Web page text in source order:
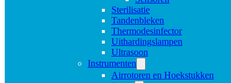
Sterilisatie
Tandenbleken
Thermodesinfector
Uithardingslampen
Ultrasoon
Instrumenten
Airrotoren en Hoekstukken